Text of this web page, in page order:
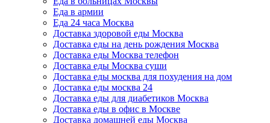
Еда в армии
Еда 24 часа Москва
Доставка здоровой еды Москва
Доставка еды на день рождения Москва
Доставка еды Москва телефон
Доставка еды Москва суши
Доставка еды москва для похудения на дом
Доставка еды москва 24
Доставка еды для диабетиков Москва
Доставка еды в офис в Москве
Доставка домашней еды Москва